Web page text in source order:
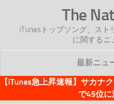
The
iTunesトップソング、ス
に関するニ
最新ニ
TOP
【iTunes急上昇速報】サカナ
で45位に